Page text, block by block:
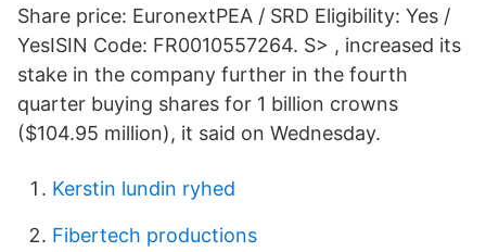
Share price: EuronextPEA / SRD Eligibility: Yes /
YesISIN Code: FR0010557264. S> , increased its
stake in the company further in the fourth
quarter buying shares for 1 billion crowns
($104.95 million), it said on Wednesday.
Kerstin lundin ryhed
Fibertech productions